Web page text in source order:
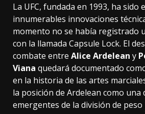
La UFC, fundada en 1993, ha sido
innumerables innovaciones
momento no se había registrado
con la llamada Capsule Lock. El
combate entre Alice Ardelean y
Viana quedará documentado
en la historia de las artes
la posición de Ardelean como una
emergentes de la división de peso